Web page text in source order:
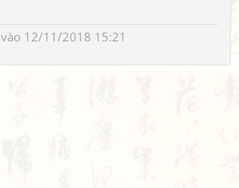
vào 12/11/2018 15:21